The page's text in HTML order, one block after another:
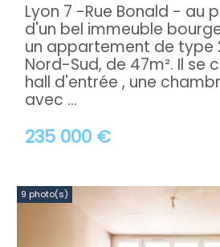
235 000 €
Lyon 7 -Rue Bonald - au
d'un bel immeuble
un appartement de type
Nord-Sud, de 47m². Il se
hall d'entrée , une
avec ...
9 photo(s)